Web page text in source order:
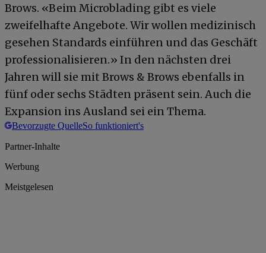
Brows. «Beim Microblading gibt es viele
zweifelhafte Angebote. Wir wollen medizinisch
gesehen Standards einführen und das Geschäft
professionalisieren.» In den nächsten drei
Jahren will sie mit Brows & Brows ebenfalls in
fünf oder sechs Städten präsent sein. Auch die
Expansion ins Ausland sei ein Thema.
Bevorzugte QuelleSo funktioniert's
Partner-Inhalte
Werbung
Meistgelesen